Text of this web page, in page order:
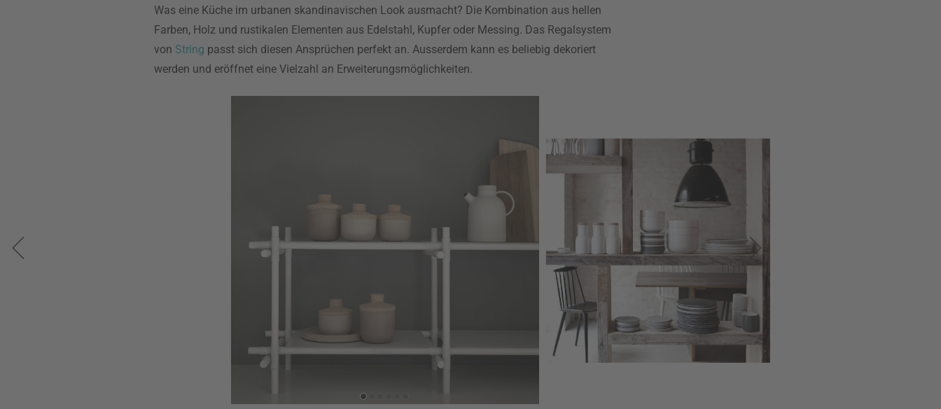
Was eine Küche im urbanen skandinavischen Look ausmacht? Die Kombination aus hellen
Farben, Holz und rustikalen Elementen aus Edelstahl, Kupfer oder Messing. Das Regalsystem
von String passt sich diesen Ansprüchen perfekt an. Ausserdem kann es beliebig dekoriert
werden und eröffnet eine Vielzahl an Erweiterungsmöglichkeiten.